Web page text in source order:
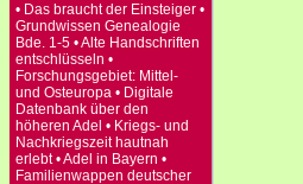
• Das braucht der Einsteiger •
Grundwissen Genealogie
Bde. 1-5 • Alte Handschriften
entschlüsseln •
Forschungsgebiet: Mittel-
und Osteuropa • Digitale
Datenbank über den
höheren Adel • Kriegs- und
Nachkriegszeit hautnah
erlebt • Adel in Bayern •
Familienwappen deutscher